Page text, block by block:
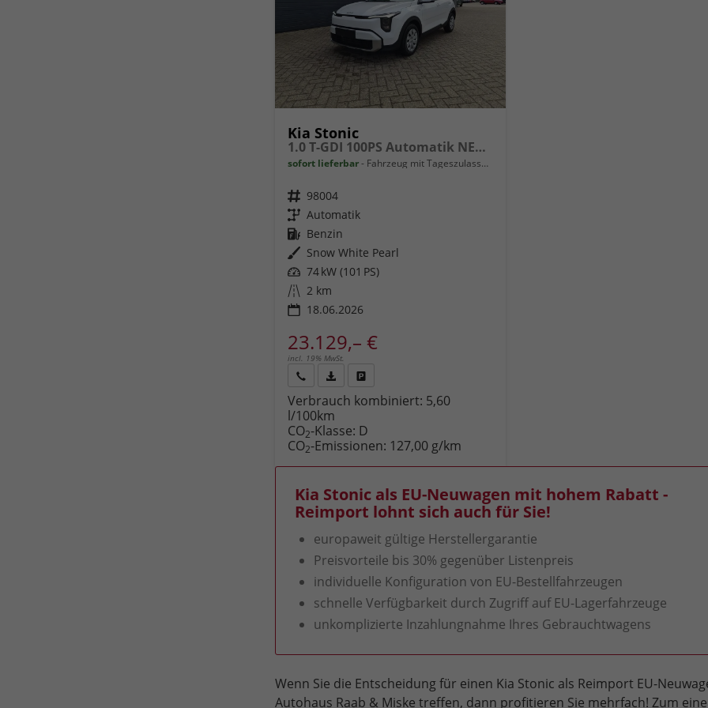
Kia Stonic
1.0 T-GDI 100PS Automatik NEUES MODELL Sitzheizung Lenkradheizung PDC v+h Rückf.Kamera Klima Bluetooth Touchscreen Apple CarPlay Android Auto Tempomat
sofort lieferbar Fahrzeug mit Tageszulassung
Fahrzeugnr. 98004
Getriebe Automatik
Kraftstoff Benzin
Außenfarbe Snow White Pearl
Leistung 74 kW (101 PS)
Kilometerstand 2 km
18.06.2026
23.129,– €
incl. 19% MwSt.
anfordernDatei,
Fahrzeugexposé
drucken
drucken,
oder
vergleichen
Verbrauch kombiniert: 5,60
l/100km
CO2-Klasse: D
CO2-Emissionen: 127,00 g/km
Kia Stonic als EU-Neuwagen mit hohem Rabatt -
Reimport lohnt sich auch für Sie!
europaweit gültige Herstellergarantie
Preisvorteile bis 30% gegenüber Listenpreis
individuelle Konfiguration von EU-Bestellfahrzeugen
schnelle Verfügbarkeit durch Zugriff auf EU-Lagerfahrzeuge
unkomplizierte Inzahlungnahme Ihres Gebrauchtwagens
Wenn Sie die Entscheidung für einen Kia Stonic als Reimport EU-
Autohaus Raab & Miske treffen, dann profitieren Sie mehrfach! Zum